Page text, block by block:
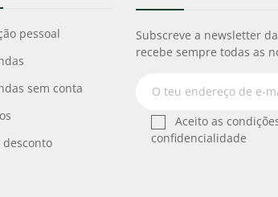
pessoal
sem conta
desconto
Subscreve a newsletter
recebe sempre todas as
Aceito as
confidencialidade